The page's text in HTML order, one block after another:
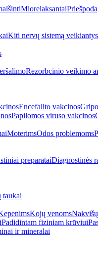
Miorelaksantai
Kiti nervų sistemą
Rezorbcinio veikimo
Encefalito vakcinos
Papilomos viruso vakcinos
MoterimsOdos problemoms
preparataiDiagnostinės
taukai
Kojų venoms
Padidintam fiziniam krūviui
ir mineralai